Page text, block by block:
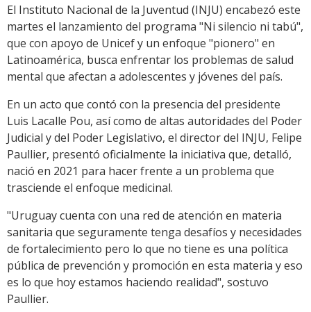
Link
El Instituto Nacional de la Juventud (INJU) encabezó este
martes el lanzamiento del programa "Ni silencio ni tabú",
que con apoyo de Unicef y un enfoque "pionero" en
Latinoamérica, busca enfrentar los problemas de salud
mental que afectan a adolescentes y jóvenes del país.
En un acto que contó con la presencia del presidente
Luis Lacalle Pou, así como de altas autoridades del Poder
Judicial y del Poder Legislativo, el director del INJU, Felipe
Paullier, presentó oficialmente la iniciativa que, detalló,
nació en 2021 para hacer frente a un problema que
trasciende el enfoque medicinal.
"Uruguay cuenta con una red de atención en materia
sanitaria que seguramente tenga desafíos y necesidades
de fortalecimiento pero lo que no tiene es una política
pública de prevención y promoción en esta materia y eso
es lo que hoy estamos haciendo realidad", sostuvo
Paullier.